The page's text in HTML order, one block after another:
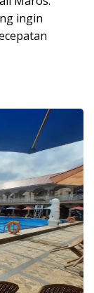
ingin